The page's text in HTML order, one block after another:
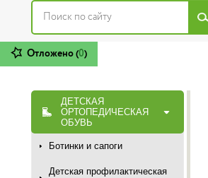
Отложено (0)
ДЕТСКАЯ
ОРТОПЕДИЧЕСКАЯ
ОБУВЬ
Ботинки и сапоги
Детская профилактическая